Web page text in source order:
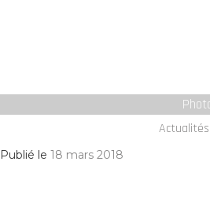
Actualités
Publié le 18 mars 2018